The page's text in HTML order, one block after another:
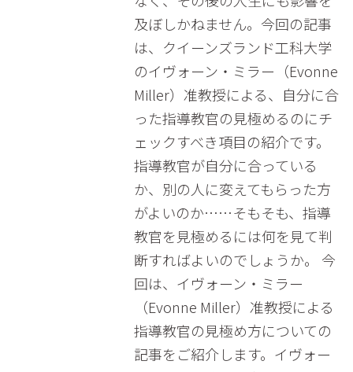
及ぼしかねません。今回の記事
は、クイーンズランド工科大学
のイヴォーン・ミラー（Evonne
Miller）准教授による、自分に合
った指導教官の見極めるのにチ
ェックすべき項目の紹介です。
指導教官が自分に合っている
か、別の人に変えてもらった方
がよいのか……そもそも、指導
教官を見極めるには何を見て判
断すればよいのでしょうか。 今
回は、イヴォーン・ミラー
（Evonne Miller）准教授による
指導教官の見極め方についての
記事をご紹介します。イヴォー